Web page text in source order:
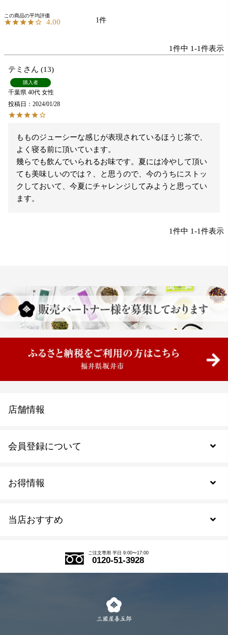
4.00 1
1件中 1-1件表示
テミ 13
購入者
千葉県 40代 女性
投稿日
2024/01/28
もものジューシーな感じが表現されているほうじ茶で、
よく寝る前に頂いています。
幾らでも飲んでいられるお味です。夏には冷やして頂い
ても美味しいのでは？、と思うので、今のうちにストッ
クしておいて、今夏にチャレンジしてみようと思ってい
ます。
1件中 1-1件表示
当店おすすめ
式部の香りシリーズ
お得情報
会員登録について
会員規約について
店舗情報
ご注文専用 平日 9:00〜17:00
0120-51-3928